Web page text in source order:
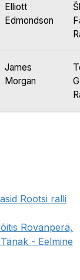
Elliott
Edmondson
James
Morgan
Rootsi ralli
Rovanperä,
- Eelmine